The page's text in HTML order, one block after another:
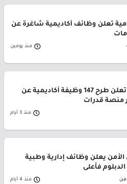
تعلن وظائف أكاديمية شاغرة عن
منذ يومين
جامعة القصيم تعلن طرح 147 وظيفة أكاديمية عن
منصة قدرات
منذ 3 أيام
يعلن وظائف إدارية وطبية
فأعلى
منذ 4 أيام